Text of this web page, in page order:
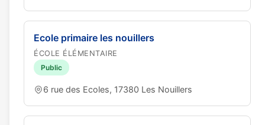
Ecole primaire les nouillers
ÉCOLE ÉLÉMENTAIRE
Public
6 rue des Ecoles, 17380 Les Nouillers